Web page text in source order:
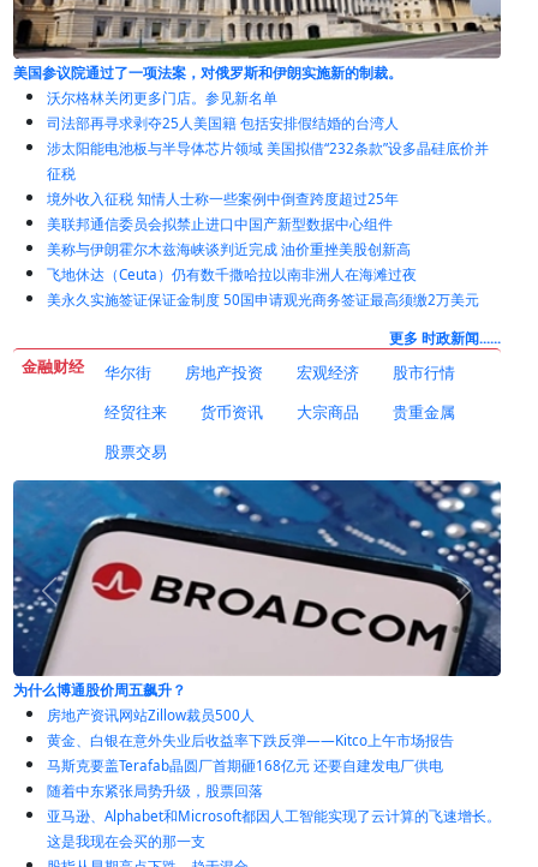
美国参议院通过了一项法案，对俄罗斯和伊朗实施新的制裁。
沃尔格林关闭更多门店。参见新名单
司法部再寻求剥夺25人美国籍 包括安排假结婚的台湾人
涉太阳能电池板与半导体芯片领域 美国拟借“232条款”设多晶硅底价并
征税
境外收入征税 知情人士称一些案例中倒查跨度超过25年
美联邦通信委员会拟禁止进口中国产新型数据中心组件
美称与伊朗霍尔木兹海峡谈判近完成 油价重挫美股创新高
飞地休达（Ceuta）仍有数千撒哈拉以南非洲人在海滩过夜
美永久实施签证保证金制度 50国申请观光商务签证最高须缴2万美元
更多 时政新闻......
金融财经 华尔街 房地产投资 宏观经济
股市行情
经贸往来
货币资讯 大宗商品
贵重金属
股票交易
为什么博通股价周五飙升？
房地产资讯网站Zillow裁员500人
黄金、白银在意外失业后收益率下跌反弹——Kitco上午市场报告
马斯克要盖Terafab晶圆厂首期砸168亿元 还要自建发电厂供电
随着中东紧张局势升级，股票回落
亚马逊、Alphabet和Microsoft都因人工智能实现了云计算的飞速增长。
这是我现在会买的那一支